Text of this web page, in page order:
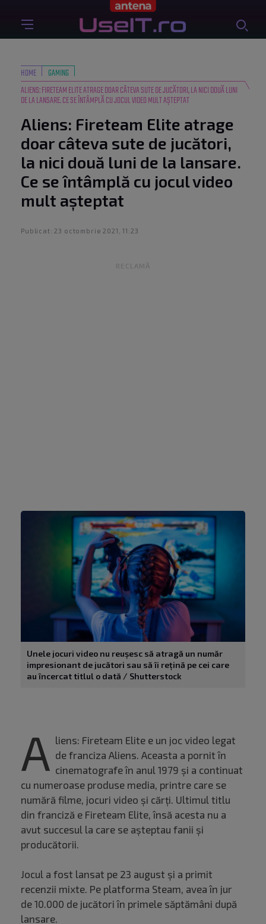
HOME
GAMING
ALIENS: FIRETEAM ELITE ATRAGE DOAR CÂTEVA SUTE DE JUCĂTORI, LA NICI DOUĂ LUNI
DE LA LANSARE. CE SE ÎNTÂMPLĂ CU JOCUL VIDEO MULT AȘTEPTAT
Aliens: Fireteam Elite atrage
doar câteva sute de jucători,
la nici două luni de la lansare.
Ce se întâmplă cu jocul video
mult așteptat
Publicat: 23 octombrie 2021, 11:23
RECLAMĂ
Unele jocuri video nu reușesc să atragă un număr
impresionant de jucători sau să îi rețină pe cei care
au încercat titlul o dată / Shutterstock
A liens: Fireteam Elite e un joc video legat
de franciza Aliens. Aceasta a pornit în
cinematografe în anul 1979 și a continuat
cu numeroase produse media, printre care se
numără filme, jocuri video și cărți. Ultimul titlu
din franciză e Fireteam Elite, însă acesta nu a
avut succesul la care se așteptau fanii și
producătorii.
Jocul a fost lansat pe 23 august și a primit
recenzii mixte. Pe platforma Steam, avea în jur
de 10.000 de jucători în primele săptămâni după
lansare.